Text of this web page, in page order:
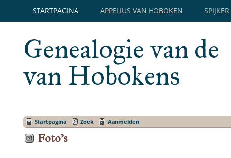
STARTPAGINA APPELIUS VAN HOBOKEN SPIJKER
Genealogie van de
van Hobokens
Startpagina Zoek Aanmelden
Foto's